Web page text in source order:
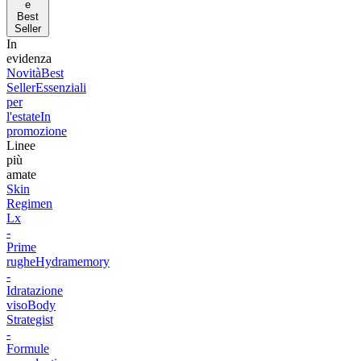
e
Best
Seller
In
evidenza
NovitàBest
SellerEssenziali
per
l'estateIn
promozione
Linee
più
amate
Skin
Regimen
Lx
-
Prime
rugheHydramemory
-
Idratazione
visoBody
Strategist
-
Formule